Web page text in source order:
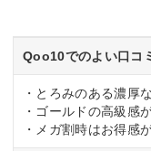
Qoo10でのよい口コ
・とろみのある濃厚
・ゴールドの高級感
・メガ割時はお得感